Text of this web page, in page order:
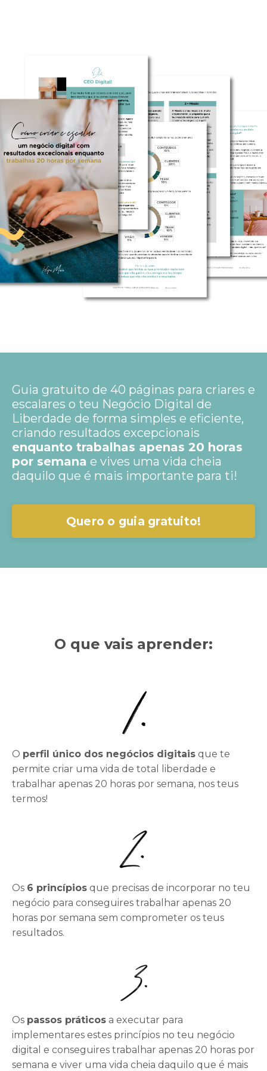
Guia gratuito de 40 páginas para criares e
escalares o teu Negócio Digital de
Liberdade de forma simples e eficiente,
criando resultados excepcionais
enquanto trabalhas apenas 20 horas
por semana e vives uma vida cheia
daquilo que é mais importante para ti!
Quero o guia gratuito!
O que vais aprender:
O perfil único dos negócios digitais que te
permite criar uma vida de total liberdade e
trabalhar apenas 20 horas por semana, nos teus
termos!
Os 6 princípios que precisas de incorporar no teu
negócio para conseguires trabalhar apenas 20
horas por semana sem comprometer os teus
resultados.
Os passos práticos a executar para
implementares estes princípios no teu negócio
digital e conseguires trabalhar apenas 20 horas por
semana e viver uma vida cheia daquilo que é mais